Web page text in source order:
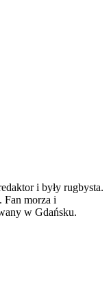
i były rugbysta.
Fan morza i
w Gdańsku.